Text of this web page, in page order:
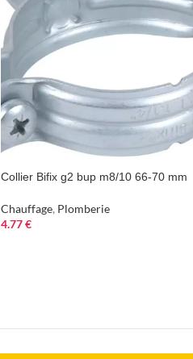
Collier Bifix g2 bup m8/10 66-70 mm
Chauffage, Plomberie
4.77€